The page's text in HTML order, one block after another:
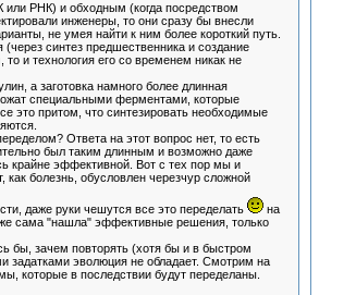
РНК) и обходным (когда посредством
инженеры, то они сразу бы внесли
не умея найти к ним более короткий путь.
синтез предшественника и создание
и технология его со временем никак не
а заготовка намного более длинная
специальными ферментами, которые
это притом, что синтезировать необходимые
Ответа на этот вопрос нет, то есть
был таким длинным и возможно даже
крайне эффективной. Вот с тех пор мы и
болезнь, обусловлен черезчур сложной
даже руки чешутся все это переделать
на
сама "нашла" эффективные решения, только
бы, зачем повторять (хотя бы и в быстром
задатками эволюция не обладает. Смотрим на
которые в последствии будут переделаны.